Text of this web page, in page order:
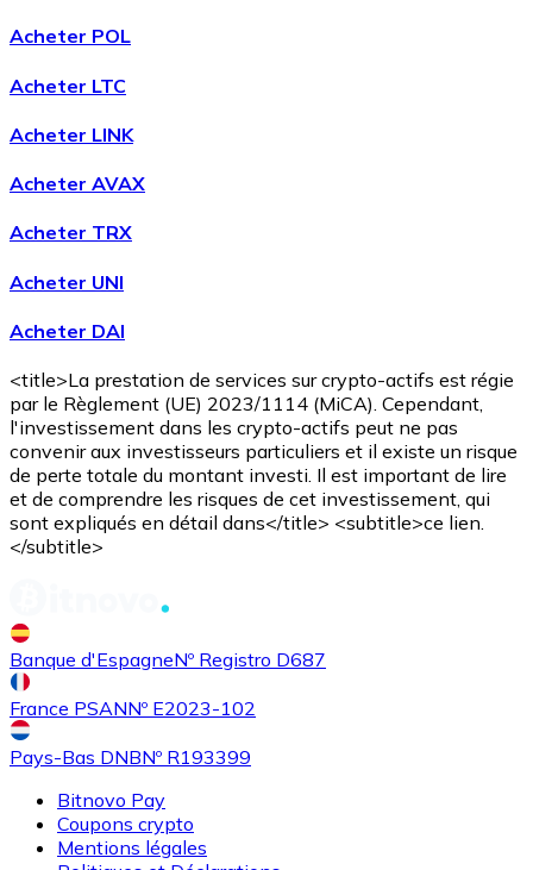
Acheter POL
Acheter LTC
Acheter LINK
Acheter AVAX
Acheter TRX
Acheter UNI
Acheter DAI
<title>La prestation de services sur crypto-actifs est régie
par le Règlement (UE) 2023/1114 (MiCA). Cependant,
l'investissement dans les crypto-actifs peut ne pas
convenir aux investisseurs particuliers et il existe un risque
de perte totale du montant investi. Il est important de lire
et de comprendre les risques de cet investissement, qui
sont expliqués en détail dans</title> <subtitle>ce lien.
</subtitle>
Banque d'EspagneNº Registro D687
France PSANNº E2023-102
Pays-Bas DNBNº R193399
Bitnovo Pay
Coupons crypto
Mentions légales